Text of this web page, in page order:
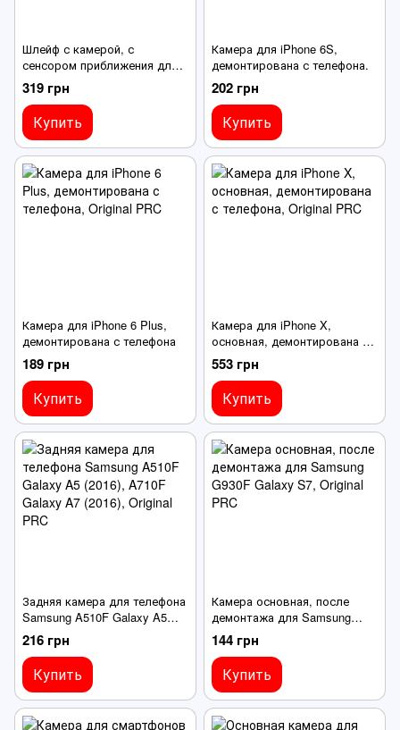
Шлейф с камерой, с
сенсором приближения для
iPhone 8
319 грн
Купить
Камера для iPhone 6S,
демонтирована с телефона.
202 грн
Купить
Камера для iPhone 6 Plus,
демонтирована с телефона
189 грн
Купить
Камера для iPhone X,
основная, демонтирована с
телефона
553 грн
Купить
Задняя камера для телефона
Samsung A510F Galaxy A5
(2016), A710F Galaxy A7
(2016)
216 грн
Купить
Камера основная, после
демонтажа для Samsung
G930F Galaxy S7
144 грн
Купить